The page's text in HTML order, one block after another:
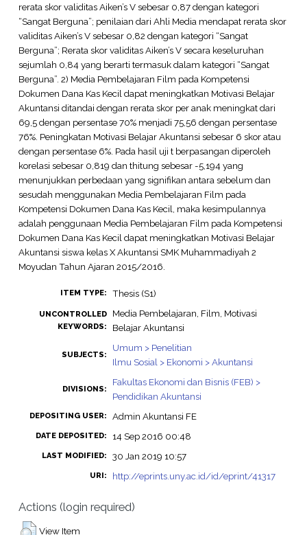
rerata skor validitas Aiken’s V sebesar 0,87 dengan kategori
“Sangat Berguna”; penilaian dari Ahli Media mendapat rerata skor
validitas Aiken’s V sebesar 0,82 dengan kategori “Sangat
Berguna”; Rerata skor validitas Aiken’s V secara keseluruhan
sejumlah 0,84 yang berarti termasuk dalam kategori “Sangat
Berguna”. 2) Media Pembelajaran Film pada Kompetensi
Dokumen Dana Kas Kecil dapat meningkatkan Motivasi Belajar
Akuntansi ditandai dengan rerata skor per anak meningkat dari
69,5 dengan persentase 70% menjadi 75,56 dengan persentase
76%. Peningkatan Motivasi Belajar Akuntansi sebesar 6 skor atau
dengan persentase 6%. Pada hasil uji t berpasangan diperoleh
korelasi sebesar 0,819 dan thitung sebesar -5,194 yang
menunjukkan perbedaan yang signifikan antara sebelum dan
sesudah menggunakan Media Pembelajaran Film pada
Kompetensi Dokumen Dana Kas Kecil, maka kesimpulannya
adalah penggunaan Media Pembelajaran Film pada Kompetensi
Dokumen Dana Kas Kecil dapat meningkatkan Motivasi Belajar
Akuntansi siswa kelas X Akuntansi SMK Muhammadiyah 2
Moyudan Tahun Ajaran 2015/2016.
ITEM TYPE: Thesis (S1)
UNCONTROLLED
KEYWORDS:
Media Pembelajaran, Film, Motivasi
Belajar Akuntansi
SUBJECTS:
Umum > Penelitian
Ilmu Sosial > Ekonomi > Akuntansi
DIVISIONS:
Fakultas Ekonomi dan Bisnis (FEB) >
Pendidikan Akuntansi
DEPOSITING USER: Admin Akuntansi FE
DATE DEPOSITED: 14 Sep 2016 00:48
LAST MODIFIED: 30 Jan 2019 10:57
URI: http://eprints.uny.ac.id/id/eprint/41317
Actions (login required)
View Item